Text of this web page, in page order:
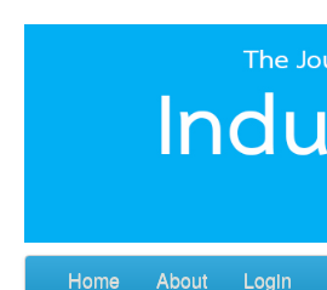
Home About Login